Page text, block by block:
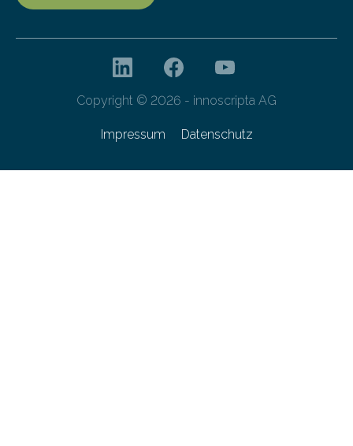
Copyright © 2026 - innoscripta AG
Impressum Datenschutz